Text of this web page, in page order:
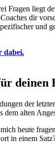
Fragen liegt
dir
und
dabei.
deinen
der
dem alten
heute fragen
in einem